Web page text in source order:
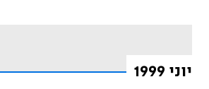
יוני 1999